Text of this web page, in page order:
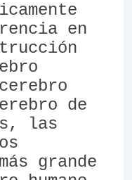
en
de
las
grande